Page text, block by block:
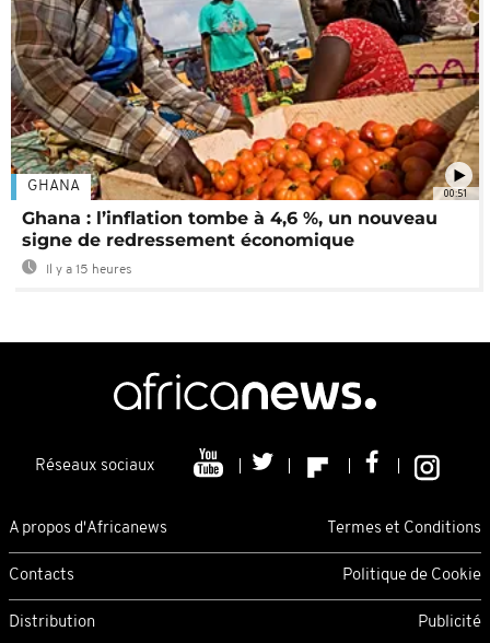
00:51
GHANA
Ghana : l’inflation tombe à 4,6 %, un nouveau
signe de redressement économique
Il y a 15 heures
Réseaux sociaux
A propos d'Africanews Termes et Conditions
Contacts Politique de Cookie
Distribution Publicité